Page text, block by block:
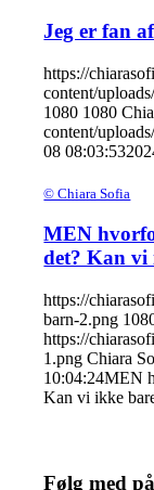
Jeg er fan
https://
content/
1080 1080
content/
08 08:03:53
©️ Chiara Sofia
MEN
det? Kan
https://
barn-2.png
https://
1.png Chiara
10:04:24MEN
Kan vi ikke
Følg med